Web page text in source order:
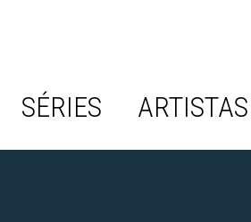
SÉRIES ARTISTAS